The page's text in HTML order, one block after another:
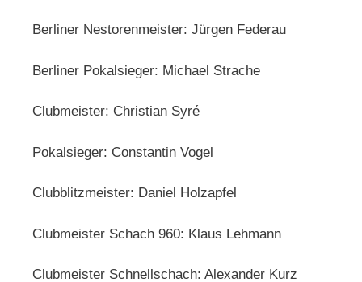
Berliner Nestorenmeister: Jürgen Federau
Berliner Pokalsieger: Michael Strache
Clubmeister: Christian Syré
Pokalsieger: Constantin Vogel
Clubblitzmeister: Daniel Holzapfel
Clubmeister Schach 960: Klaus Lehmann
Clubmeister Schnellschach: Alexander Kurz